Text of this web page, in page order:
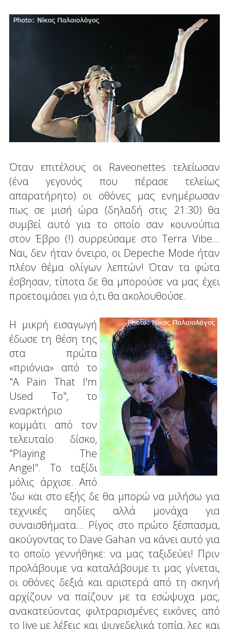
Όταν επιτέλους οι Raveonettes τελείωσαν
(ένα γεγονός που πέρασε τελείως
απαρατήρητο) οι οθόνες μας ενημέρωσαν
πως σε μισή ώρα (δηλαδή στις 21:30) θα
συμβεί αυτό για το οποίο σαν κουνούπια
στον Έβρο (!) συρρεύσαμε στο Terra Vibe...
Ναι, δεν ήταν όνειρο, οι Depeche Mode ήταν
πλέον θέμα ολίγων λεπτών! Όταν τα φώτα
έσβησαν, τίποτα δε θα μπορούσε να μας έχει
προετοιμάσει για ό,τι θα ακολουθούσε.
Η μικρή εισαγωγή
έδωσε τη θέση της
στα πρώτα
«πριόνια» από το
"A Pain That I'm
Used To", το
εναρκτήριο
κομμάτι από τον
τελευταίο δίσκο,
"Playing The
Angel". Το ταξίδι
μόλις άρχισε. Από
'δω και στο εξής δε θα μπορώ να μιλήσω για
τεχνικές αηδίες αλλά μονάχα για
συναισθήματα... Ρίγος στο πρώτο ξέσπασμα,
ακούγοντας το Dave Gahan να κάνει αυτό για
το οποίο γεννήθηκε: να μας ταξιδεύει! Πριν
προλάβουμε να καταλάβουμε τι μας γίνεται,
οι οθόνες δεξιά και αριστερά από τη σκηνή
αρχίζουν να παίζουν με τα εσώψυχα μας,
ανακατεύοντας φιλτραρισμένες εικόνες από
το live με λέξεις και ψυχεδελικά τοπία, λες και